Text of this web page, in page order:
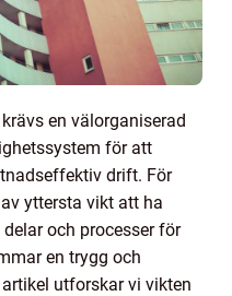
en välorganiserad
för att
drift. För
yttersta vikt att ha
och processer för
en trygg och
utforskar vi vikten